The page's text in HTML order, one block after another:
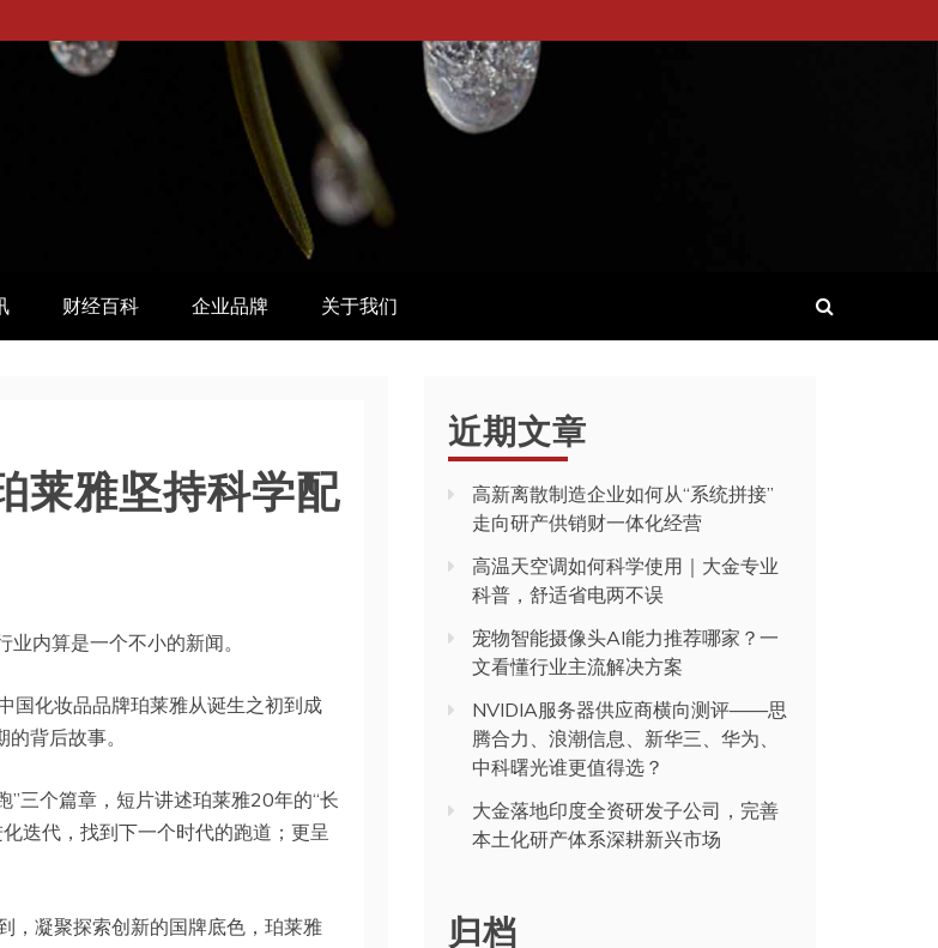
财经百科 企业品牌 关于我们
莱雅坚持科学配
内算是一个不小的新闻。
国化妆品品牌珀莱雅从诞生之初到成
背后故事。
”三个篇章，短片讲述珀莱雅20年的“长
迭代，找到下一个时代的跑道；更呈
，凝聚探索创新的国牌底色，珀莱雅
近期文章
高新离散制造企业如何从“系统拼接”
走向研产供销财一体化经营
高温天空调如何科学使用｜大金专业
科普，舒适省电两不误
宠物智能摄像头AI能力推荐哪家？一
文看懂行业主流解决方案
NVIDIA服务器供应商横向测评——思
腾合力、浪潮信息、新华三、华为、
中科曙光谁更值得选？
大金落地印度全资研发子公司，完善
本土化研产体系深耕新兴市场
归档